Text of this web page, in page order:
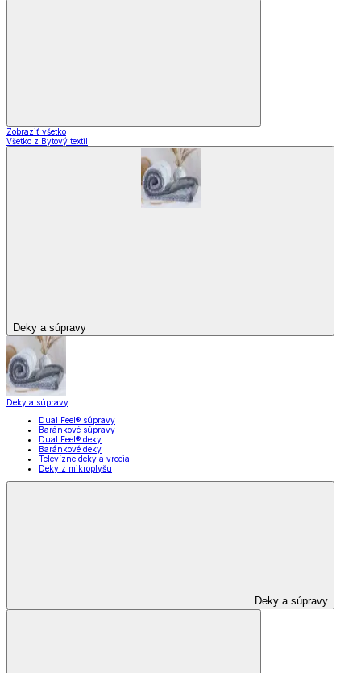
Zobraziť všetko
Všetko z Bytový textil
Deky a súpravy
Deky a súpravy
Dual Feel® súpravy
Baránkové súpravy
Dual Feel® deky
Baránkové deky
Televízne deky a vrecia
Deky z mikroplyšu
Deky a súpravy